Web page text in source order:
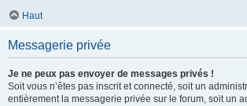
Haut
Messagerie privée
Je ne peux pas envoyer de messages privés !
Soit vous n’êtes pas inscrit et connecté, soit un
entièrement la messagerie privée sur le forum, soit un